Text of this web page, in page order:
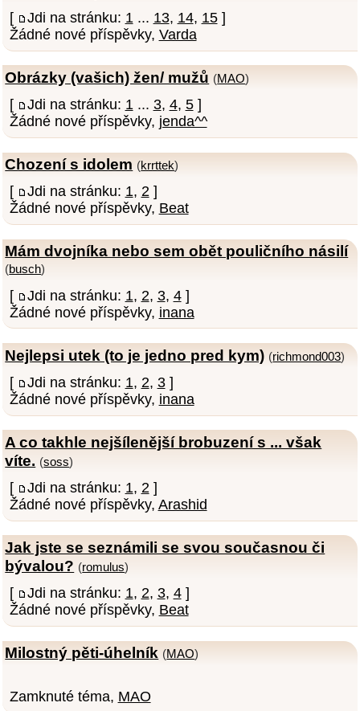
[ Jdi na stránku: 1 ... 13, 14, 15]
Žádné nové příspěvky, Varda
Obrázky (vašich) žen/ mužů (MAO)
[ Jdi na stránku: 1... 3, 4, 5]
Žádné nové příspěvky, jenda^^
Chození s idolem (krrttek)
[ Jdi na stránku: 1, 2]
Žádné nové příspěvky, Beat
Mám dvojníka nebo sem obět pouličního násilí
(busch)
[ Jdi na stránku: 1, 2, 3, 4]
Žádné nové příspěvky, inana
Nejlepsi utek (to je jedno pred kym) (richmond003)
[ Jdi na stránku: 1, 2, 3]
Žádné nové příspěvky, inana
A co takhle nejšílenější brobuzení s ... však
víte. (soss)
[ Jdi na stránku: 1, 2]
Žádné nové příspěvky, Arashid
Jak jste se seznámili se svou současnou či
bývalou? (romulus)
[ Jdi na stránku: 1, 2, 3, 4]
Žádné nové příspěvky, Beat
Milostný pěti-úhelník (MAO)
Zamknuté téma, MAO